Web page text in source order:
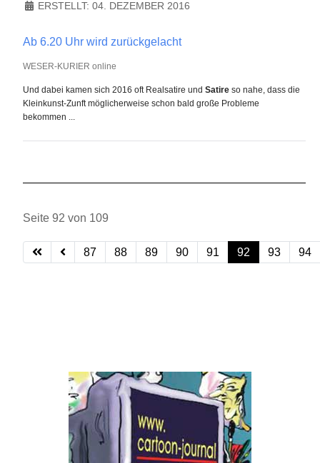
ERSTELLT: 04. DEZEMBER 2016
Ab 6.20 Uhr wird zurückgelacht
WESER-KURIER online
Und dabei kamen sich 2016 oft Realsatire und Satire so nahe, dass die
Kleinkunst-Zunft möglicherweise schon bald große Probleme
bekommen ...
Seite 92 von 109
87 88 89 90 91 92 93 94